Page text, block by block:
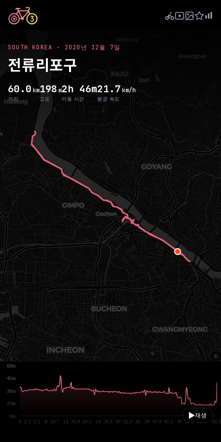
SOUTH KOREA · 2020년 12월 7일
전류리포구
60.0 km
거리
198 m
고도
2h 46m
이동 시간
21.7 km/h
평균 속도
재생
0 2.3 5.2 8 10.7 14 16.9 20.5 24 26.9 30 32.9 36 39 41.9 45.5 49 51.8 55 60.3
0m
15m
30m
45m
60m